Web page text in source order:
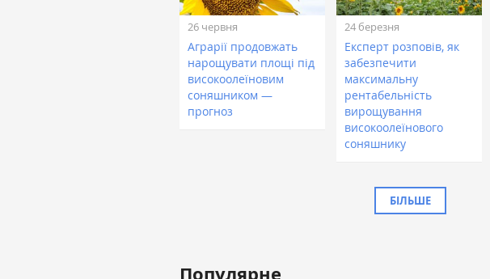
26 червня
Аграрії продовжать
нарощувати площі під
високоолеїновим
соняшником —
прогноз
24 березня
Експерт розповів, як
забезпечити
максимальну
рентабельність
вирощування
високоолеїнового
соняшнику
БІЛЬШЕ
Популярне